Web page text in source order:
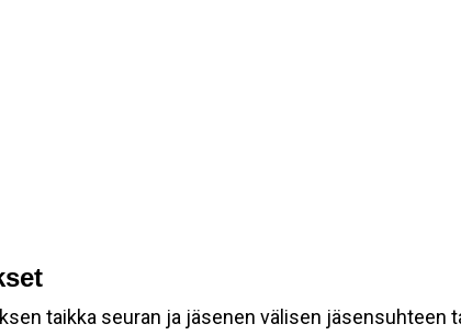
taikka seuran ja jäsenen välisen jäsensuhteen